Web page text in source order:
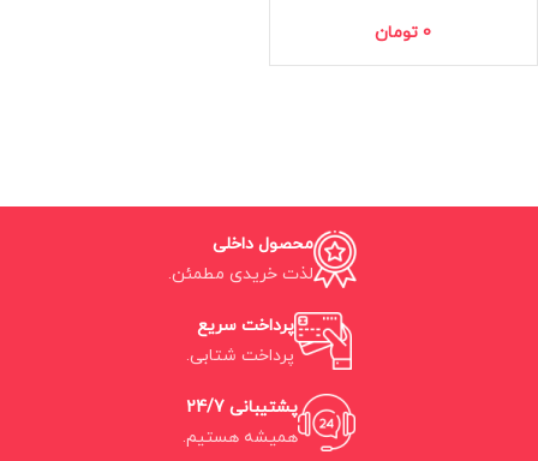
0 تومان
محصول داخلی
لذت خریدی مطمئن.
پرداخت سریع
پرداخت شتابی.
پشتیبانی 24/7
همیشه هستیم.